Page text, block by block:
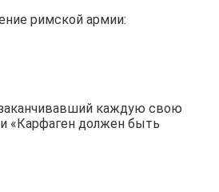
римской армии:
каждую свою
«Карфаген должен быть